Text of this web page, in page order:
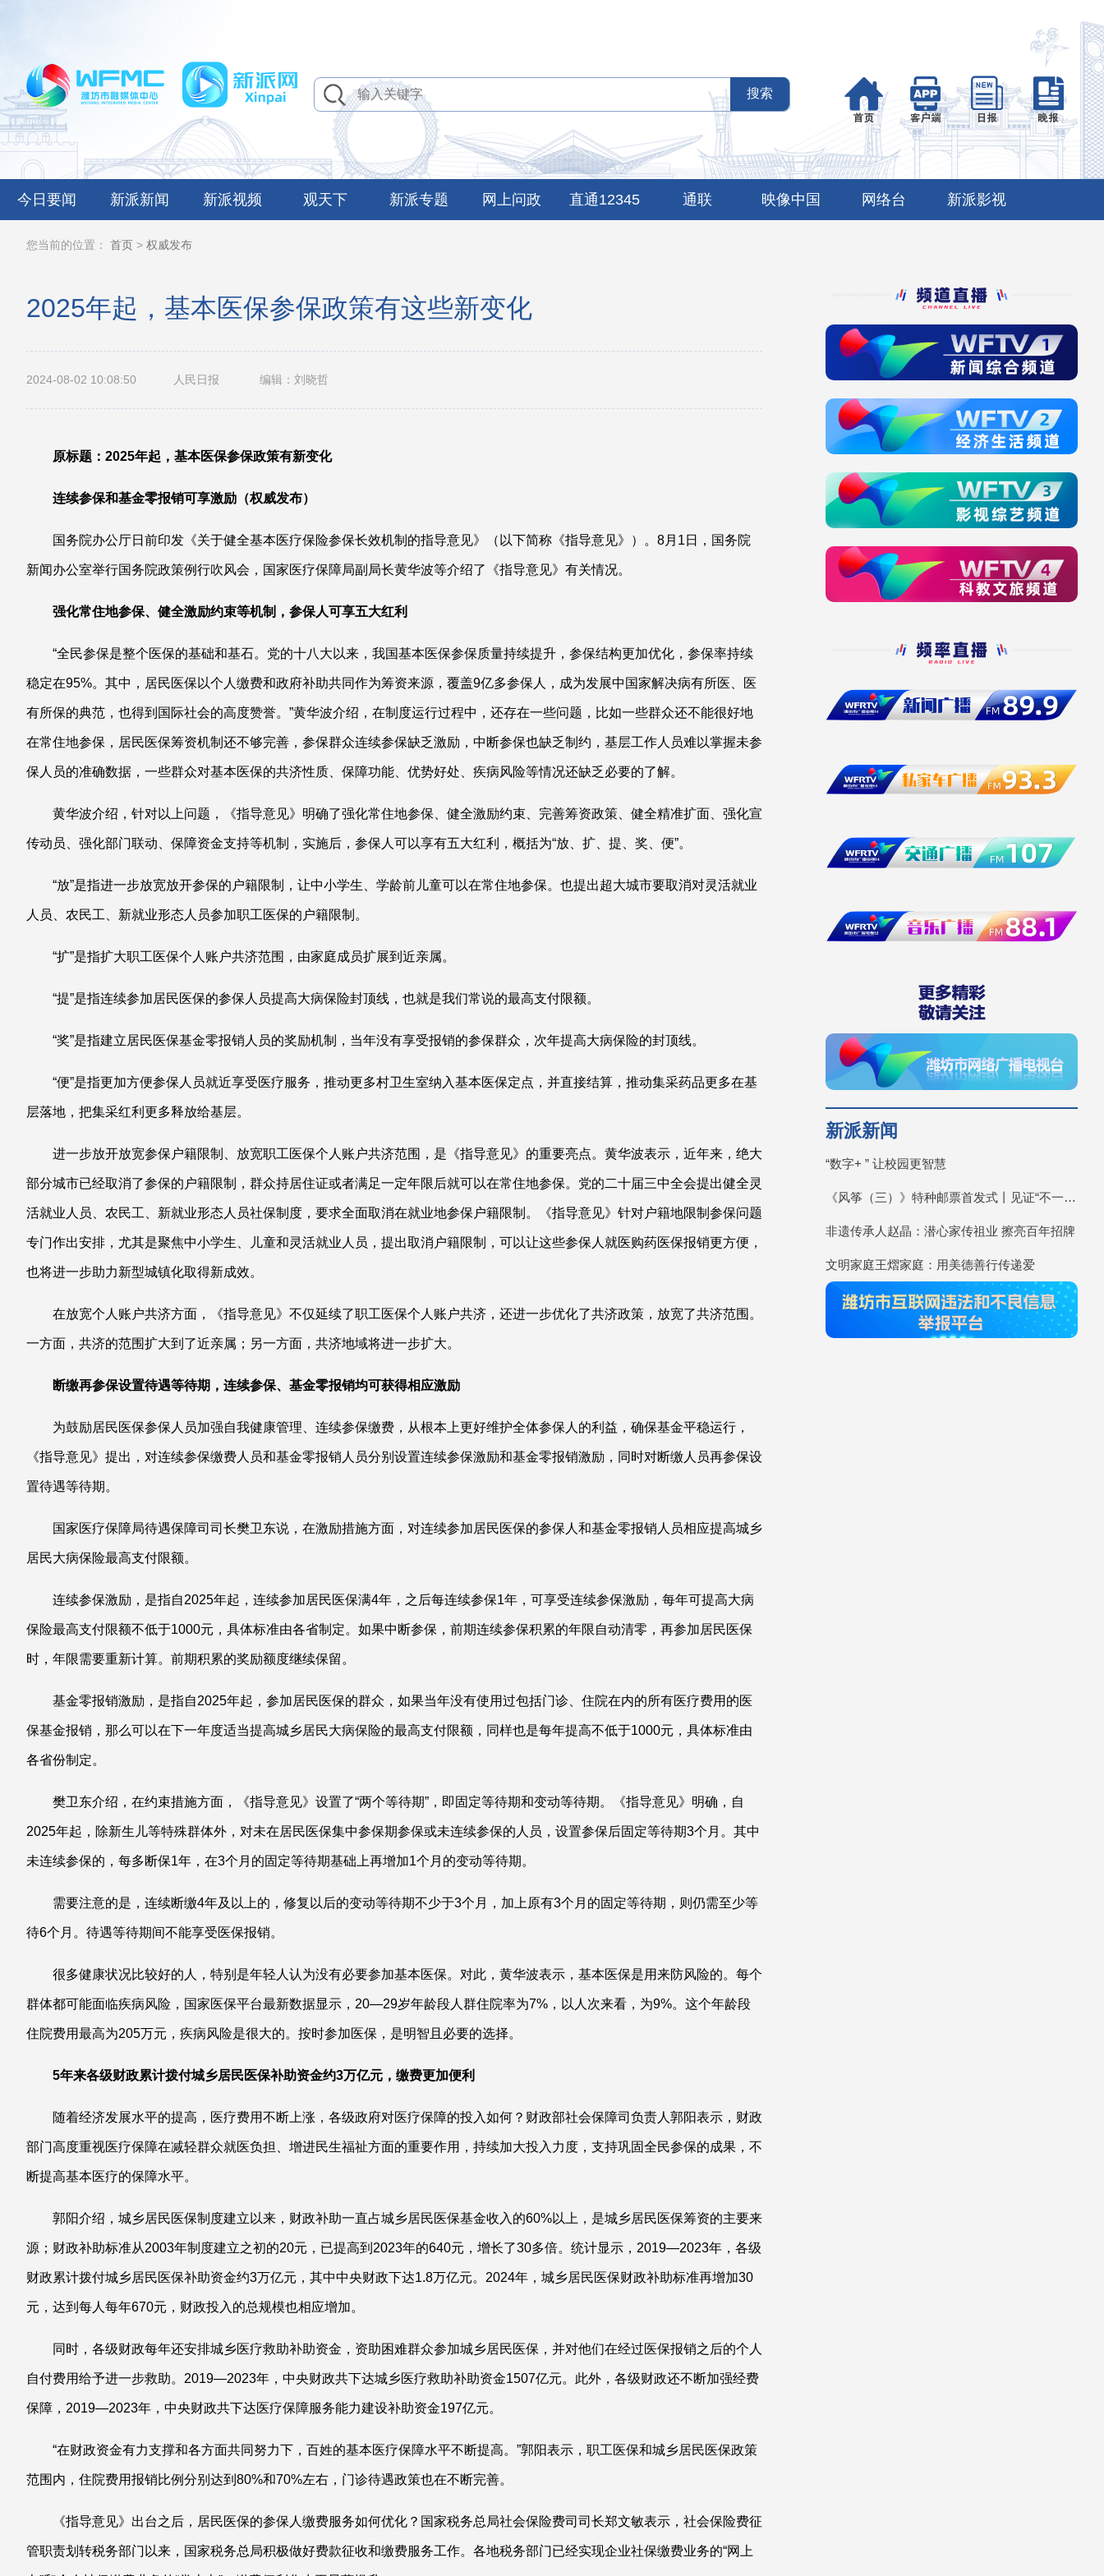
今日要闻 新派新闻 新派视频 观天下 新派专题 网上问政 直通12345 通联 映像中国 网络台 新派影视
您当前的位置： 首页 > 权威发布
2025年起，基本医保参保政策有这些新变化
2024-08-02 10:08:50 人民日报 编辑：刘晓哲
原标题：2025年起，基本医保参保政策有新变化
连续参保和基金零报销可享激励（权威发布）
国务院办公厅日前印发《关于健全基本医疗保险参保长效机制的指导意见》（以下简称《指导意见》）。8月1日，国务院
新闻办公室举行国务院政策例行吹风会，国家医疗保障局副局长黄华波等介绍了《指导意见》有关情况。
强化常住地参保、健全激励约束等机制，参保人可享五大红利
“全民参保是整个医保的基础和基石。党的十八大以来，我国基本医保参保质量持续提升，参保结构更加优化，参保率持续
稳定在95%。其中，居民医保以个人缴费和政府补助共同作为筹资来源，覆盖9亿多参保人，成为发展中国家解决病有所医、医
有所保的典范，也得到国际社会的高度赞誉。”黄华波介绍，在制度运行过程中，还存在一些问题，比如一些群众还不能很好地
在常住地参保，居民医保筹资机制还不够完善，参保群众连续参保缺乏激励，中断参保也缺乏制约，基层工作人员难以掌握未参
保人员的准确数据，一些群众对基本医保的共济性质、保障功能、优势好处、疾病风险等情况还缺乏必要的了解。
黄华波介绍，针对以上问题，《指导意见》明确了强化常住地参保、健全激励约束、完善筹资政策、健全精准扩面、强化宣
传动员、强化部门联动、保障资金支持等机制，实施后，参保人可以享有五大红利，概括为“放、扩、提、奖、便”。
“放”是指进一步放宽放开参保的户籍限制，让中小学生、学龄前儿童可以在常住地参保。也提出超大城市要取消对灵活就业
人员、农民工、新就业形态人员参加职工医保的户籍限制。
“扩”是指扩大职工医保个人账户共济范围，由家庭成员扩展到近亲属。
“提”是指连续参加居民医保的参保人员提高大病保险封顶线，也就是我们常说的最高支付限额。
“奖”是指建立居民医保基金零报销人员的奖励机制，当年没有享受报销的参保群众，次年提高大病保险的封顶线。
“便”是指更加方便参保人员就近享受医疗服务，推动更多村卫生室纳入基本医保定点，并直接结算，推动集采药品更多在基
层落地，把集采红利更多释放给基层。
进一步放开放宽参保户籍限制、放宽职工医保个人账户共济范围，是《指导意见》的重要亮点。黄华波表示，近年来，绝大
部分城市已经取消了参保的户籍限制，群众持居住证或者满足一定年限后就可以在常住地参保。党的二十届三中全会提出健全灵
活就业人员、农民工、新就业形态人员社保制度，要求全面取消在就业地参保户籍限制。《指导意见》针对户籍地限制参保问题
专门作出安排，尤其是聚焦中小学生、儿童和灵活就业人员，提出取消户籍限制，可以让这些参保人就医购药医保报销更方便，
也将进一步助力新型城镇化取得新成效。
在放宽个人账户共济方面，《指导意见》不仅延续了职工医保个人账户共济，还进一步优化了共济政策，放宽了共济范围。
一方面，共济的范围扩大到了近亲属；另一方面，共济地域将进一步扩大。
断缴再参保设置待遇等待期，连续参保、基金零报销均可获得相应激励
为鼓励居民医保参保人员加强自我健康管理、连续参保缴费，从根本上更好维护全体参保人的利益，确保基金平稳运行，
《指导意见》提出，对连续参保缴费人员和基金零报销人员分别设置连续参保激励和基金零报销激励，同时对断缴人员再参保设
置待遇等待期。
国家医疗保障局待遇保障司司长樊卫东说，在激励措施方面，对连续参加居民医保的参保人和基金零报销人员相应提高城乡
居民大病保险最高支付限额。
连续参保激励，是指自2025年起，连续参加居民医保满4年，之后每连续参保1年，可享受连续参保激励，每年可提高大病
保险最高支付限额不低于1000元，具体标准由各省制定。如果中断参保，前期连续参保积累的年限自动清零，再参加居民医保
时，年限需要重新计算。前期积累的奖励额度继续保留。
基金零报销激励，是指自2025年起，参加居民医保的群众，如果当年没有使用过包括门诊、住院在内的所有医疗费用的医
保基金报销，那么可以在下一年度适当提高城乡居民大病保险的最高支付限额，同样也是每年提高不低于1000元，具体标准由
各省份制定。
樊卫东介绍，在约束措施方面，《指导意见》设置了“两个等待期”，即固定等待期和变动等待期。《指导意见》明确，自
2025年起，除新生儿等特殊群体外，对未在居民医保集中参保期参保或未连续参保的人员，设置参保后固定等待期3个月。其中
未连续参保的，每多断保1年，在3个月的固定等待期基础上再增加1个月的变动等待期。
需要注意的是，连续断缴4年及以上的，修复以后的变动等待期不少于3个月，加上原有3个月的固定等待期，则仍需至少等
待6个月。待遇等待期间不能享受医保报销。
很多健康状况比较好的人，特别是年轻人认为没有必要参加基本医保。对此，黄华波表示，基本医保是用来防风险的。每个
群体都可能面临疾病风险，国家医保平台最新数据显示，20—29岁年龄段人群住院率为7%，以人次来看，为9%。这个年龄段
住院费用最高为205万元，疾病风险是很大的。按时参加医保，是明智且必要的选择。
5年来各级财政累计拨付城乡居民医保补助资金约3万亿元，缴费更加便利
随着经济发展水平的提高，医疗费用不断上涨，各级政府对医疗保障的投入如何？财政部社会保障司负责人郭阳表示，财政
部门高度重视医疗保障在减轻群众就医负担、增进民生福祉方面的重要作用，持续加大投入力度，支持巩固全民参保的成果，不
断提高基本医疗的保障水平。
郭阳介绍，城乡居民医保制度建立以来，财政补助一直占城乡居民医保基金收入的60%以上，是城乡居民医保筹资的主要来
源；财政补助标准从2003年制度建立之初的20元，已提高到2023年的640元，增长了30多倍。统计显示，2019—2023年，各级
财政累计拨付城乡居民医保补助资金约3万亿元，其中中央财政下达1.8万亿元。2024年，城乡居民医保财政补助标准再增加30
元，达到每人每年670元，财政投入的总规模也相应增加。
同时，各级财政每年还安排城乡医疗救助补助资金，资助困难群众参加城乡居民医保，并对他们在经过医保报销之后的个人
自付费用给予进一步救助。2019—2023年，中央财政共下达城乡医疗救助补助资金1507亿元。此外，各级财政还不断加强经费
保障，2019—2023年，中央财政共下达医疗保障服务能力建设补助资金197亿元。
“在财政资金有力支撑和各方面共同努力下，百姓的基本医疗保障水平不断提高。”郭阳表示，职工医保和城乡居民医保政策
范围内，住院费用报销比例分别达到80%和70%左右，门诊待遇政策也在不断完善。
《指导意见》出台之后，居民医保的参保人缴费服务如何优化？国家税务总局社会保险费司司长郑文敏表示，社会保险费征
管职责划转税务部门以来，国家税务总局积极做好费款征收和缴费服务工作。各地税务部门已经实现企业社保缴费业务的“网上
新派新闻
“数字+ ” 让校园更智慧
《风筝（三）》特种邮票首发式丨见证“不一YOUNG的潍坊”
非遗传承人赵晶：潜心家传祖业 擦亮百年招牌
文明家庭王熠家庭：用美德善行传递爱